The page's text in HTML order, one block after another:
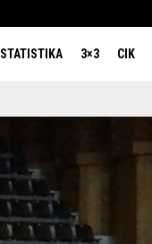
STATISTIKA 3×3 CIK